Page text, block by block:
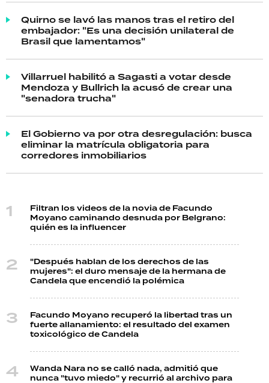
Quirno se lavó las manos tras el retiro del
embajador: "Es una decisión unilateral de
Brasil que lamentamos"
Villarruel habilitó a Sagasti a votar desde
Mendoza y Bullrich la acusó de crear una
"senadora trucha"
El Gobierno va por otra desregulación: busca
eliminar la matrícula obligatoria para
corredores inmobiliarios
Filtran los videos de la novia de Facundo
Moyano caminando desnuda por Belgrano:
quién es la influencer
"Después hablan de los derechos de las
mujeres": el duro mensaje de la hermana de
Candela que encendió la polémica
Facundo Moyano recuperó la libertad tras un
fuerte allanamiento: el resultado del examen
toxicológico de Candela
Wanda Nara no se calló nada, admitió que
nunca "tuvo miedo" y recurrió al archivo para